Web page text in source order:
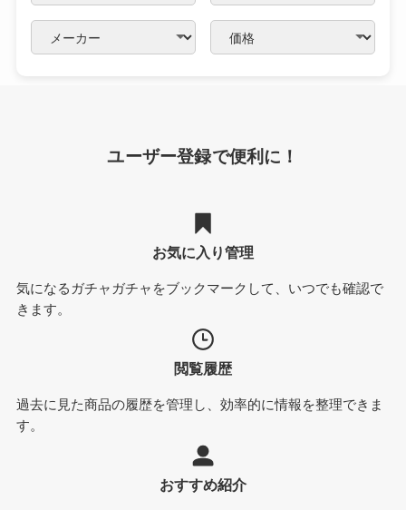
ユーザー登録で便利に！
お気に入り管理
気になるガチャガチャをブックマークして、いつでも確認で
きます。
閲覧履歴
過去に見た商品の履歴を管理し、効率的に情報を整理できま
す。
おすすめ紹介